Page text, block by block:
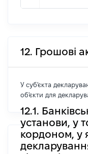
12. Грошові
У суб'єкта
об'єкти для
12.1.
установи, у
кордоном, у